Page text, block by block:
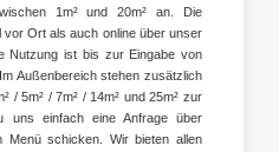
1m² und 20m² an. Die
vor Ort als auch online über unser
Nutzung ist bis zur Eingabe von
Außenbereich stehen zusätzlich
/ 5m² / 7m² / 14m² und 25m² zur
uns einfach eine Anfrage über
Menü schicken. Wir bieten allen